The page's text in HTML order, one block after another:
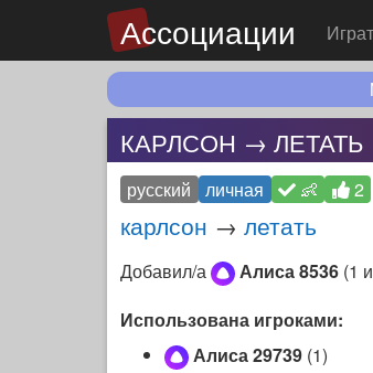
Ассоциации
КАРЛСОН → ЛЕТАТЬ
русский личная 👶 2
карлсон → летать
Добавил/а Алиса 8536 (1
Использована игроками:
Алиса 29739 (1)